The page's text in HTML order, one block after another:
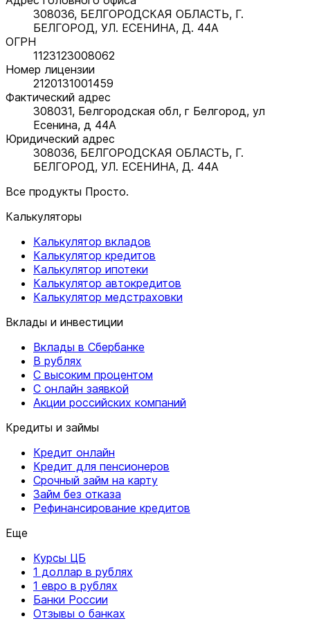
308036, БЕЛГОРОДСКАЯ ОБЛАСТЬ, Г.
БЕЛГОРОД, УЛ. ЕСЕНИНА, Д. 44А
ОГРН
1123123008062
Номер лицензии
2120131001459
Фактический адрес
308031, Белгородская обл, г Белгород, ул
Есенина, д 44А
Юридический адрес
308036, БЕЛГОРОДСКАЯ ОБЛАСТЬ, Г.
БЕЛГОРОД, УЛ. ЕСЕНИНА, Д. 44А
Все продукты Просто.
Калькуляторы
Калькулятор вкладов
Калькулятор кредитов
Калькулятор ипотеки
Калькулятор автокредитов
Калькулятор медстраховки
Вклады и инвестиции
Вклады в Сбербанке
В рублях
С высоким процентом
С онлайн заявкой
Акции российских компаний
Кредиты и займы
Кредит онлайн
Кредит для пенсионеров
Срочный займ на карту
Займ без отказа
Рефинансирование кредитов
Еще
Курсы ЦБ
1 доллар в рублях
1 евро в рублях
Банки России
Отзывы о банках